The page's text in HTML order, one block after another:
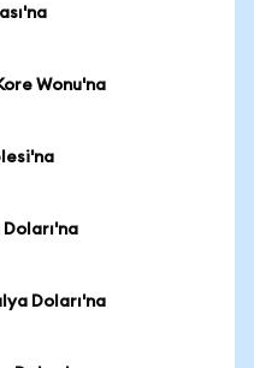
Wonu'na
Doları'na